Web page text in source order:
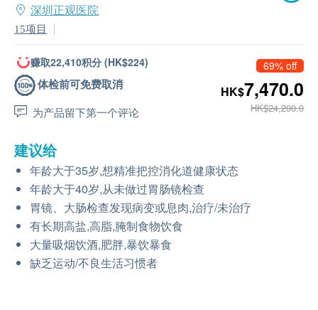
深圳正观医院
15项目
赚取22,410积分 (HK$224)
体检前可免费取消
为产品留下第一个评论
69% off
HK$7,470.0
HK$24,200.0
建议给
年龄大于35岁,想精准把控消化道健康状态
年龄大于40岁,从未做过胃肠镜检查
胃镜、大肠检查发现病变或息肉,治疗/未治疗
有长期高盐,高脂,腌制食物饮食
大量吸烟饮酒,肥胖,暴饮暴食
缺乏运动/不良生活习惯者